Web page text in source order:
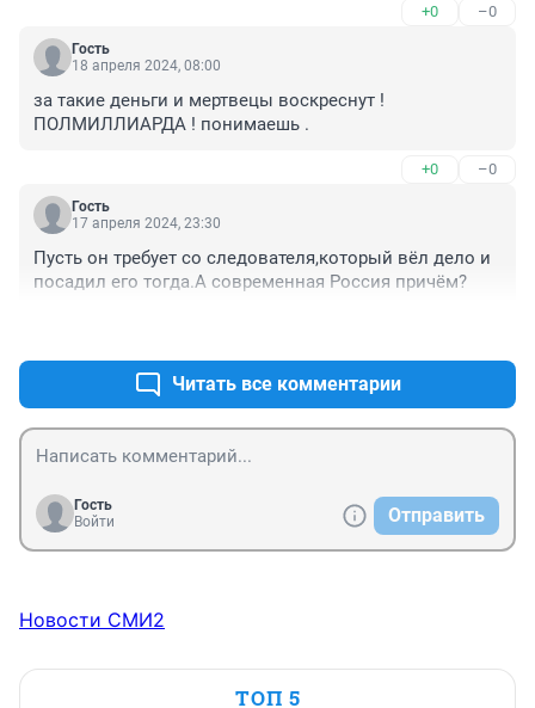
+0 –0
Гость
18 апреля 2024, 08:00
за такие деньги и мертвецы воскреснут !
ПОЛМИЛЛИАРДА ! понимаешь .
+0 –0
Гость
17 апреля 2024, 23:30
Пусть он требует со следователя,который вёл дело и
посадил его тогда.А современная Россия причём?
Читать все комментарии
Гость
Войти
Отправить
Новости СМИ2
ТОП 5